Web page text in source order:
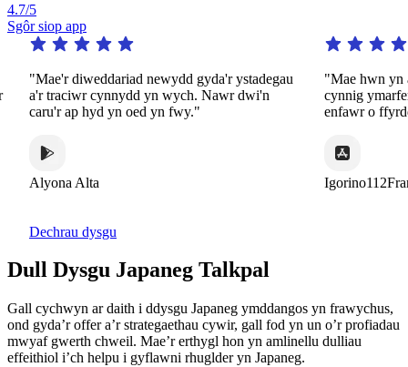
4.7/5
Sgôr siop app
"Mae'r diweddariad newydd gyda'r ystadegau
a'r traciwr cynnydd yn wych. Nawr dwi'n
caru'r ap hyd yn oed yn fwy."
Alyona Alta
"Mae hwn yn ap
cynnig ymarfer
enfawr o ffyrdd
Igorino112France
Dechrau dysgu
Dull Dysgu Japaneg Talkpal
Gall cychwyn ar daith i ddysgu Japaneg ymddangos yn frawychus,
ond gyda’r offer a’r strategaethau cywir, gall fod yn un o’r profiadau
mwyaf gwerth chweil. Mae’r erthygl hon yn amlinellu dulliau
effeithiol i’ch helpu i gyflawni rhuglder yn Japaneg.